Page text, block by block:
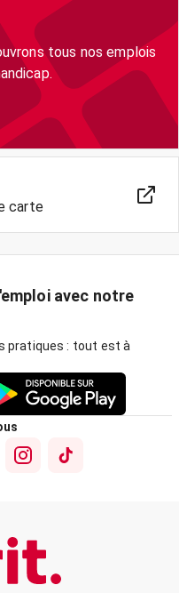
tous nos emplois
carte
avec notre
pratiques : tout est à